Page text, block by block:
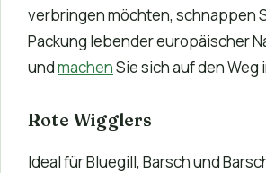
verbringen möchten, schnappen
Packung lebender europäischer
undmachenSie sich auf den Weg
Rote Wigglers
Ideal für Bluegill, Barsch und